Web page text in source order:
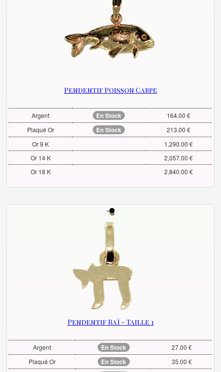
Pendentif Poisson Carpe
Argent En Stock
164.00 €
Plaqué Or
En Stock
213.00 €
Or 9 K
1,290.00 €
Or 14 K
2,057.00 €
Or 18 K
2,840.00 €
Pendentif Raï - Taille 1
Argent En Stock
27.00 €
Plaqué Or
En Stock
35.00 €